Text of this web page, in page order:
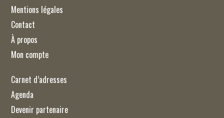
Mentions légales
Contact
À propos
Mon compte
Carnet d’adresses
Agenda
Devenir partenaire